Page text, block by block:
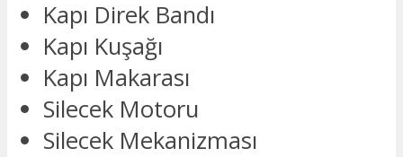
Kapı Direk Bandı
Kapı Kuşağı
Kapı Makarası
Silecek Motoru
Silecek Mekanizması